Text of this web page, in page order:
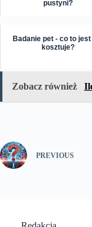
pustyni?
Badanie pet - co to jest
kosztuje?
Zobacz również
PREVIOUS